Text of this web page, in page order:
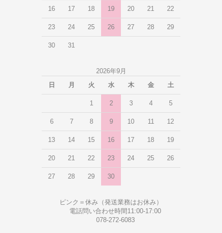
16 17 18 19 20 21 22
23 24 25 26 27 28 29
30 31
2026年9月
日
月 火 水 木 金 土
1 2 3 4 5
6 7 8 9 10 11 12
13 14 15 16 17 18 19
20 21 22 23 24 25 26
27 28 29 30
ピンク＝休み（発送業務はお休み）
電話問い合わせ時間11:00-17:00
078-272-6083